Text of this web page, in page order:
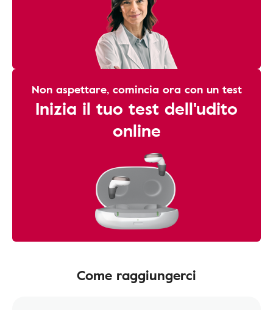
Non aspettare, comincia ora con un test
Inizia il tuo test dell'udito
online
Come raggiungerci